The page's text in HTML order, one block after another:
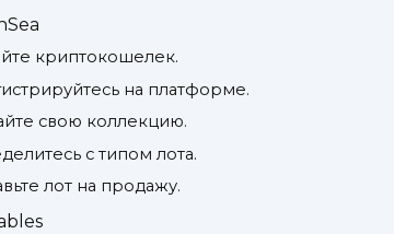
криптокошелек.
на платформе.
свою коллекцию.
с типом лота.
лот на продажу.